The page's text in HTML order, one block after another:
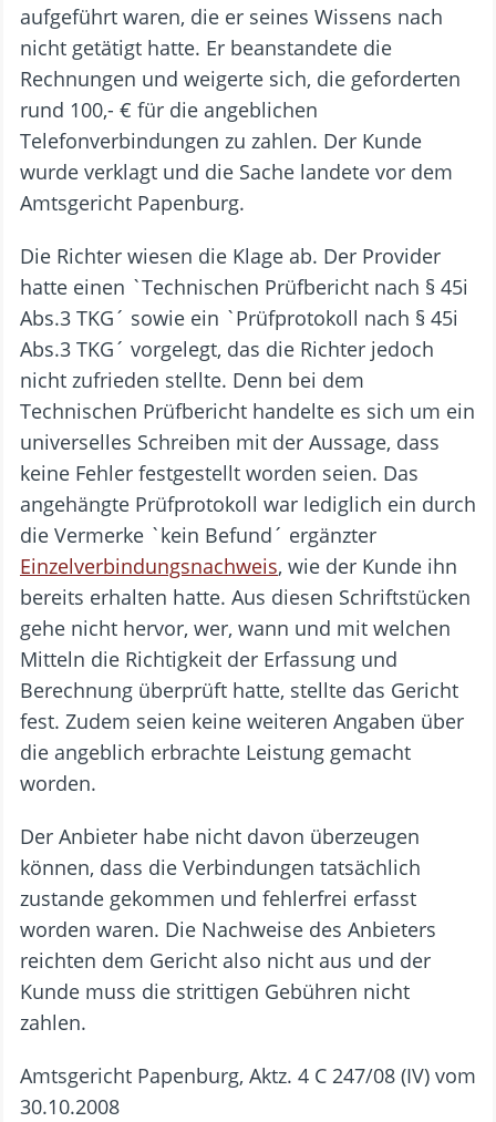
aufgeführt waren, die er seines Wissens nach
nicht getätigt hatte. Er beanstandete die
Rechnungen und weigerte sich, die geforderten
rund 100,- € für die angeblichen
Telefonverbindungen zu zahlen. Der Kunde
wurde verklagt und die Sache landete vor dem
Amtsgericht Papenburg.
Die Richter wiesen die Klage ab. Der Provider
hatte einen `Technischen Prüfbericht nach § 45i
Abs.3 TKG´ sowie ein `Prüfprotokoll nach § 45i
Abs.3 TKG´ vorgelegt, das die Richter jedoch
nicht zufrieden stellte. Denn bei dem
Technischen Prüfbericht handelte es sich um ein
universelles Schreiben mit der Aussage, dass
keine Fehler festgestellt worden seien. Das
angehängte Prüfprotokoll war lediglich ein durch
die Vermerke `kein Befund´ ergänzter
Einzelverbindungsnachweis, wie der Kunde ihn
bereits erhalten hatte. Aus diesen Schriftstücken
gehe nicht hervor, wer, wann und mit welchen
Mitteln die Richtigkeit der Erfassung und
Berechnung überprüft hatte, stellte das Gericht
fest. Zudem seien keine weiteren Angaben über
die angeblich erbrachte Leistung gemacht
worden.
Der Anbieter habe nicht davon überzeugen
können, dass die Verbindungen tatsächlich
zustande gekommen und fehlerfrei erfasst
worden waren. Die Nachweise des Anbieters
reichten dem Gericht also nicht aus und der
Kunde muss die strittigen Gebühren nicht
zahlen.
Amtsgericht Papenburg, Aktz. 4 C 247/08 (IV) vom
30.10.2008